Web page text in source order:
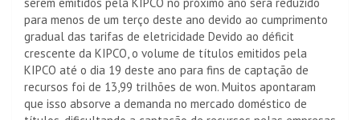
para menos de um terço deste ano devido ao cumprimento
gradual das tarifas de eletricidade Devido ao déficit
crescente da KIPCO, o volume de títulos emitidos pela
KIPCO até o dia 19 deste ano para fins de captação de
recursos foi de 13,99 trilhões de won. Muitos apontaram
que isso absorve a demanda no mercado doméstico de